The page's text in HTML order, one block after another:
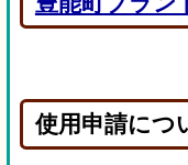
使用申請につ